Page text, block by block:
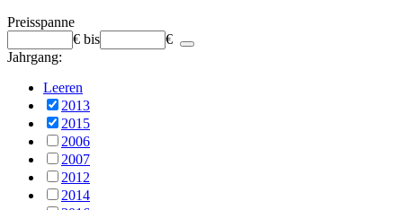
Preisspanne
€ bis
€
Jahrgang:
Leeren
2013
2015
2006
2007
2012
2014